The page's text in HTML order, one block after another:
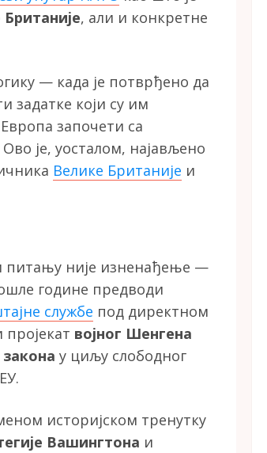
, али и конкретне
— када је потврђено да
задатке који су им
започети са
је, уосталом, најављено
Велике Британије и
питању није изненађење —
године предводи
службе под директном
војног Шенгена
у циљу слободног
историјском тренутку
Вашингтона и